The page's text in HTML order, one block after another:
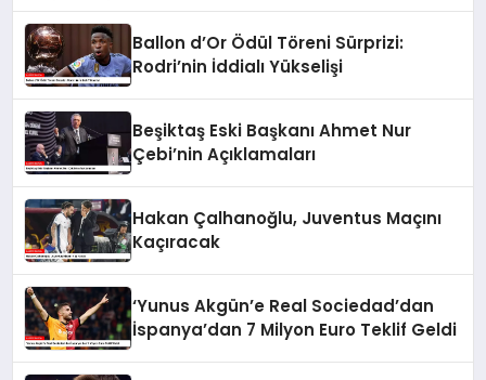
Ballon d’Or Ödül Töreni Sürprizi:
Rodri’nin İddialı Yükselişi
Beşiktaş Eski Başkanı Ahmet Nur
Çebi’nin Açıklamaları
Hakan Çalhanoğlu, Juventus Maçını
Kaçıracak
‘Yunus Akgün’e Real Sociedad’dan
İspanya’dan 7 Milyon Euro Teklif Geldi